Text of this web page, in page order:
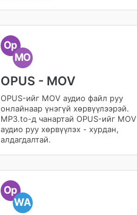
Op
MO
OPUS - MOV
OPUS-ийг MOV аудио файл руу
онлайнаар үнэгүй хөрвүүлээрэй.
MP3.to-д чанартай OPUS-ийг MOV
аудио руу хөрвүүлэх - хурдан,
алдагдалтай.
Op
WA